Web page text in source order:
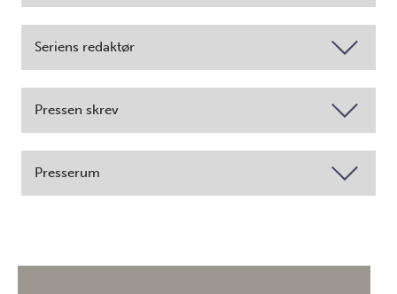
Seriens redaktør
Pressen skrev
Presserum